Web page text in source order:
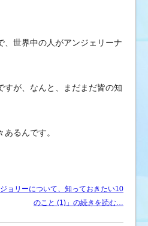
、世界中の人がアンジェリーナ
すが、なんと、まだまだ皆の知
るんです。
ョリーについて、知っておきたい10
のこと (1)」の続きを読む…